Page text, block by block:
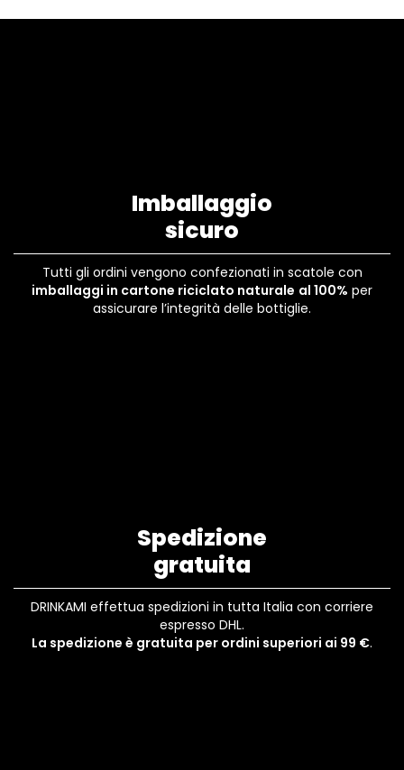
Imballaggio
sicuro
Tutti gli ordini vengono confezionati in scatole con
imballaggi in cartone riciclato naturale al 100% per
assicurare l’integrità delle bottiglie.
Spedizione
gratuita
DRINKAMI effettua spedizioni in tutta Italia con corriere
espresso DHL.
La spedizione è gratuita per ordini superiori ai 99 €.